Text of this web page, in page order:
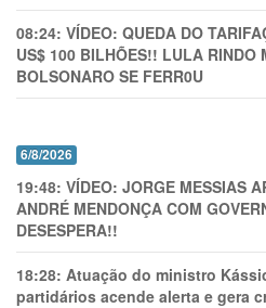
08:24: VÍDEO: QUEDA DO
US$ 100 BILHÕES!! LULA RINDO
BOLSONARO SE FERR0U
6/8/2026
19:48: VÍDEO: JORGE MESSIAS
ANDRÉ MENDONÇA COM
DESESPERA!!
18:28: Atuação do ministro
partidários acende alerta e gera